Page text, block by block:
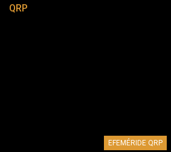
QRP
EFEMÉRIDE QRP